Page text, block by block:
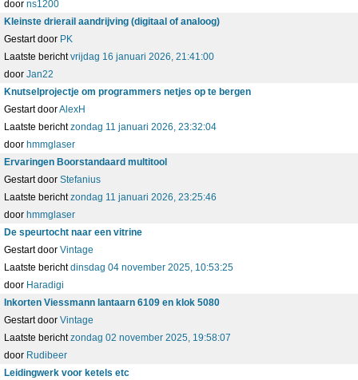
door ns1200
Kleinste drierail aandrijving (digitaal of analoog)
Gestart door PK
Laatste berichtvrijdag 16 januari 2026, 21:41:00
door Jan22
Knutselprojectje om programmers netjes op te bergen
Gestart doorAlexH
Laatste berichtzondag 11 januari 2026, 23:32:04
door hmmglaser
Ervaringen Boorstandaard multitool
Gestart door Stefanius
Laatste berichtzondag 11 januari 2026, 23:25:46
door hmmglaser
De speurtocht naar een vitrine
Gestart door Vintage
Laatste berichtdinsdag 04 november 2025, 10:53:25
door Haradigi
Inkorten Viessmann lantaarn 6109 en klok 5080
Gestart door Vintage
Laatste berichtzondag 02 november 2025, 19:58:07
door Rudibeer
Leidingwerk voor ketels etc